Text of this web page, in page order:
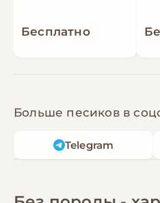
Бесплатно
Больше песиков в
Telegram